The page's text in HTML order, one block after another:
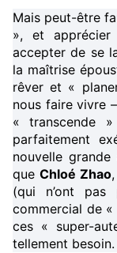
Mais peut-être
», et
accepter de se
la maîtrise
rêver et «
nous faire vivre
« transcende
parfaitement
nouvelle
que Chloé Zhao
(qui n’ont
commercial de «
ces « super-
tellement besoin.